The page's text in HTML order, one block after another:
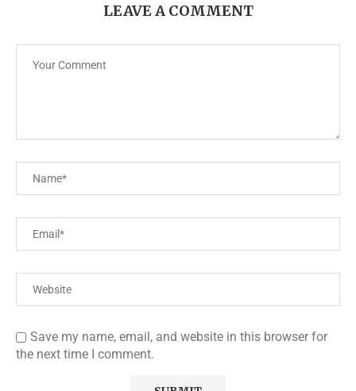
LEAVE A COMMENT
Save my name, email, and website in this browser for
the next time I comment.